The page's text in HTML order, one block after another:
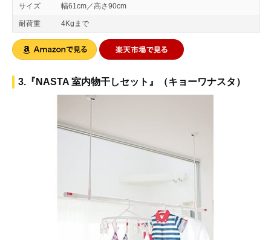
サイズ 幅61cm／高さ90cm
耐荷重 4Kgまで
3.『NASTA 室内物干しセット』（キョーワナスタ）